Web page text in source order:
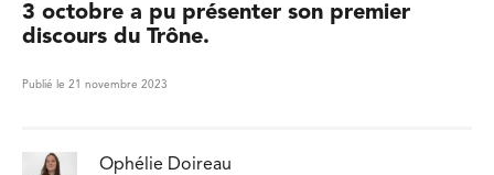
3 octobre a pu présenter son premier
discours du Trône.
Publié le 21 novembre 2023
Ophélie Doireau